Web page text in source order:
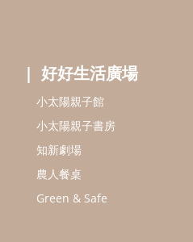
好好生活廣場
小太陽親子館
小太陽親子書房
知新劇場
農人餐桌
Green & Safe